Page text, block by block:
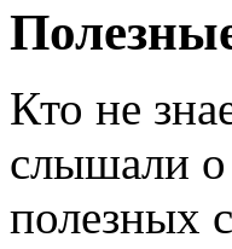
Кто не
слышали о
полезных